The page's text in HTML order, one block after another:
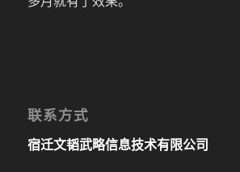
联系方式
宿迁文韬武略信息技术有限公司